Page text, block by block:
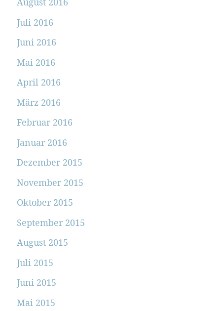
Juli 2016
Juni 2016
Mai 2016
April 2016
März 2016
Februar 2016
Januar 2016
Dezember 2015
November 2015
Oktober 2015
September 2015
August 2015
Juli 2015
Juni 2015
Mai 2015